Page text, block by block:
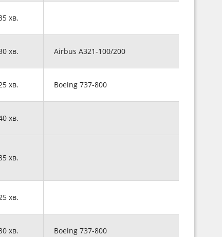
хв.
хв. Airbus A321-100/200
хв. Boeing 737-800
хв.
хв.
хв.
хв. Boeing 737-800